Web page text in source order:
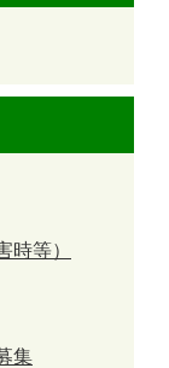
時等）
集